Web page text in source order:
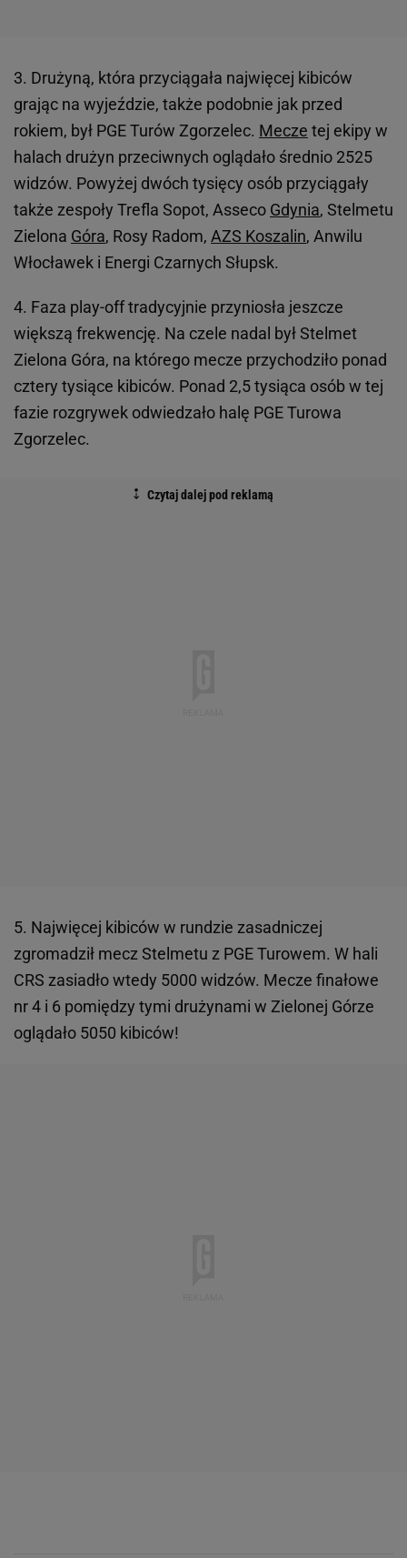
3. Drużyną, która przyciągała najwięcej kibiców
grając na wyjeździe, także podobnie jak przed
rokiem, był PGE Turów Zgorzelec. Mecze tej ekipy w
halach drużyn przeciwnych oglądało średnio 2525
widzów. Powyżej dwóch tysięcy osób przyciągały
także zespoły Trefla Sopot, Asseco Gdynia, Stelmetu
Zielona Góra, Rosy Radom, AZS Koszalin, Anwilu
Włocławek i Energi Czarnych Słupsk.
4. Faza play-off tradycyjnie przyniosła jeszcze
większą frekwencję. Na czele nadal był Stelmet
Zielona Góra, na którego mecze przychodziło ponad
cztery tysiące kibiców. Ponad 2,5 tysiąca osób w tej
fazie rozgrywek odwiedzało halę PGE Turowa
Zgorzelec.
5. Najwięcej kibiców w rundzie zasadniczej
zgromadził mecz Stelmetu z PGE Turowem. W hali
CRS zasiadło wtedy 5000 widzów. Mecze finałowe
nr 4 i 6 pomiędzy tymi drużynami w Zielonej Górze
oglądało 5050 kibiców!